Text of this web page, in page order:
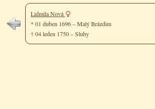
Lidmila Nová
* 01 duben 1696 – Malý Brázdim
† 04 leden 1750 – Sluhy